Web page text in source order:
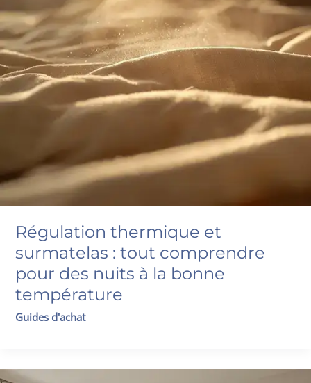
Régulation thermique et
surmatelas : tout comprendre
pour des nuits à la bonne
température
Guides d'achat